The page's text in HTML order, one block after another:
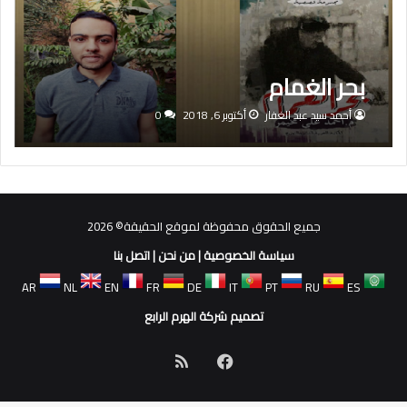
بحر الغمام
أحمد سيد عبد الغفار أكتوبر 6, 2018 0
جميع الحقوق محفوظة لموقع الحقيقة© 2026
سياسة الخصوصية|من نحن|اتصل بنا
AR
NL EN FR DE IT PT RU
ES
تصميم شركة الهرم الرابع
فيسبوك